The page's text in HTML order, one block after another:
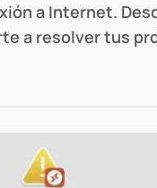
a Internet.
a resolver tus